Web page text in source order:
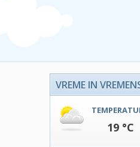
VREME IN
19 °C